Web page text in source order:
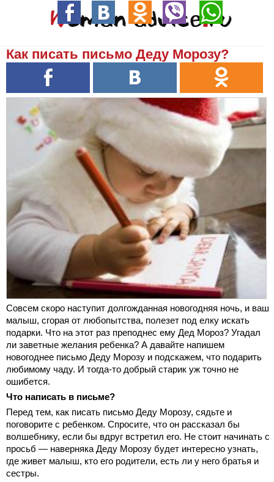
Как писать письмо Деду Морозу?
Совсем скоро наступит долгожданная новогодняя ночь, и ваш
малыш, сгорая от любопытства, полезет под елку искать
подарки. Что на этот раз преподнес ему Дед Мороз? Угадал
ли заветные желания ребенка? А давайте напишем
новогоднее письмо Деду Морозу и подскажем, что подарить
любимому чаду. И тогда-то добрый старик уж точно не
ошибется.
Что написать в письме?
Перед тем, как писать письмо Деду Морозу, сядьте и
поговорите с ребенком. Спросите, что он рассказал бы
волшебнику, если бы вдруг встретил его. Не стоит начинать с
просьб — наверняка Деду Морозу будет интересно узнать,
где живет малыш, кто его родители, есть ли у него братья и
сестры.